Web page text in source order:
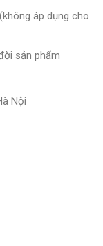
áp dụng cho
sản phẩm
Nội